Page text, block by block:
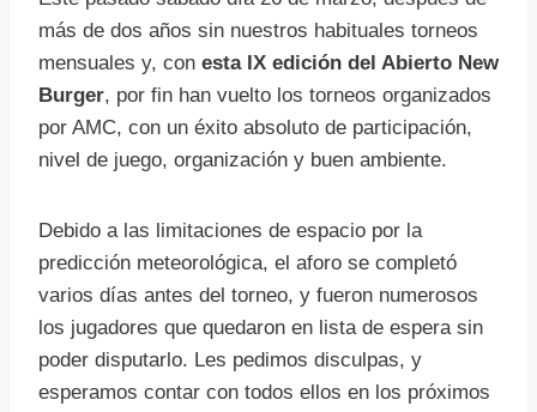
más de dos años sin nuestros habituales torneos
mensuales y, con esta IX edición del Abierto New
Burger, por fin han vuelto los torneos organizados
por AMC, con un éxito absoluto de participación,
nivel de juego, organización y buen ambiente.
Debido a las limitaciones de espacio por la
predicción meteorológica, el aforo se completó
varios días antes del torneo, y fueron numerosos
los jugadores que quedaron en lista de espera sin
poder disputarlo. Les pedimos disculpas, y
esperamos contar con todos ellos en los próximos